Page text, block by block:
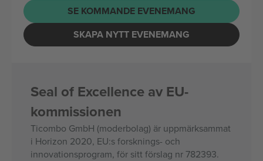
SE KOMMANDE EVENEMANG
SKAPA NYTT EVENEMANG
Seal of Excellence av EU-
kommissionen
Ticombo GmbH (moderbolag) är uppmärksammat
i Horizon 2020, EU:s forsknings- och
innovationsprogram, för sitt förslag nr 782393.